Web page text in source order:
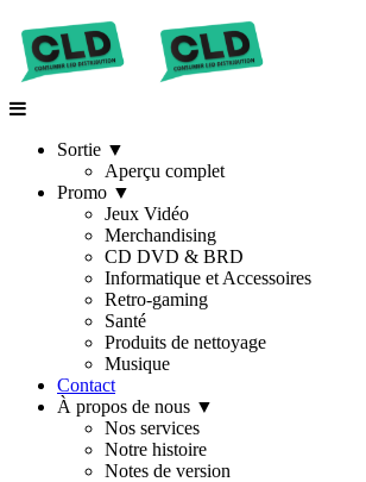
Sortie ▼
Aperçu complet
Promo ▼
Jeux Vidéo
Merchandising
CD DVD & BRD
Informatique et Accessoires
Retro-gaming
Santé
Produits de nettoyage
Musique
Contact
À propos de nous ▼
Nos services
Notre histoire
Notes de version